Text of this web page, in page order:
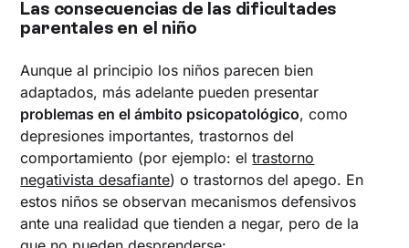
Las consecuencias de las dificultades
parentales en el niño
Aunque al principio los niños parecen bien
adaptados, más adelante pueden presentar
problemas en el ámbito psicopatológico, como
depresiones importantes, trastornos del
comportamiento (por ejemplo: eltrastorno
negativista desafiante) o trastornos del apego. En
estos niños se observan mecanismos defensivos
ante una realidad que tienden a negar, pero de la